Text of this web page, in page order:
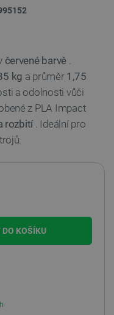
červené barvě .
kg a průměr 1,75
a odolnosti vůči
z PLA Impact
rozbití . Ideální pro
DO KOŠÍKU